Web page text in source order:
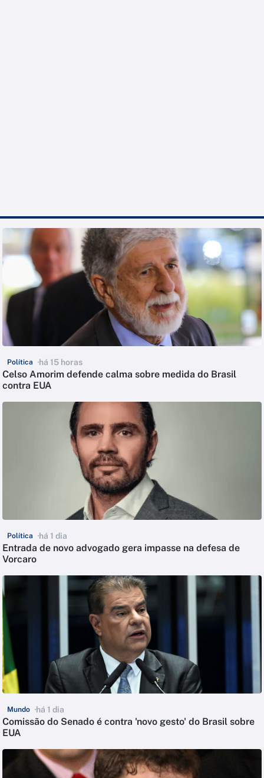
Política há 15 horas
Celso Amorim defende calma sobre medida do Brasil
contra EUA
Política há 1 dia
Entrada de novo advogado gera impasse na defesa de
Vorcaro
Mundo há 1 dia
Comissão do Senado é contra 'novo gesto' do Brasil sobre
EUA